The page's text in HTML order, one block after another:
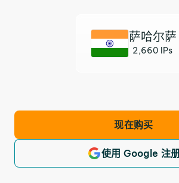
萨哈尔萨
2,660 IPs
现在购买
使用 Google 注